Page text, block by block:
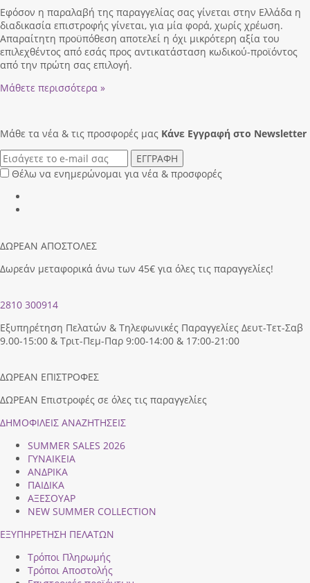
Εφόσον η παραλαβή της παραγγελίας σας γίνεται στην Ελλάδα η
διαδικασία επιστροφής γίνεται, για μία φορά, χωρίς χρέωση.
Απαραίτητη προϋπόθεση αποτελεί η όχι μικρότερη αξία του
επιλεχθέντος από εσάς προς αντικατάσταση κωδικού-προϊόντος
από την πρώτη σας επιλογή.
Μάθετε περισσότερα »
Μάθε τα νέα & τις προσφορές μας Κάνε Eγγραφή στο Newsletter
ΕΓΓΡΑΦΗ
Θέλω να ενημερώνομαι για νέα & προσφορές
ΔΩΡΕΑΝ ΑΠΟΣΤΟΛΕΣ
Δωρεάν μεταφορικά άνω των 45€ για όλες τις παραγγελίες!
2810 300914
Εξυπηρέτηση Πελατών & Τηλεφωνικές Παραγγελίες Δευτ-Τετ-Σαβ
9.00-15:00 & Τριτ-Πεμ-Παρ 9:00-14:00 & 17:00-21:00
ΔΩΡΕΑΝ ΕΠΙΣΤΡΟΦΕΣ
ΔΩΡΕΑΝ Επιστροφές σε όλες τις παραγγελίες
ΔΗΜΟΦΙΛEIΣ ΑΝΑΖΗΤΗΣΕΙΣ
SUMMER SALES 2026
ΓΥΝΑΙΚΕΙΑ
ΑΝΔΡΙΚΑ
ΠΑΙΔΙΚΑ
ΑΞΕΣΟΥΑΡ
NEW SUMMER COLLECTION
ΕΞΥΠΗΡΕΤΗΣΗ ΠΕΛΑΤΩΝ
Τρόποι Πληρωμής
Τρόποι Αποστολής